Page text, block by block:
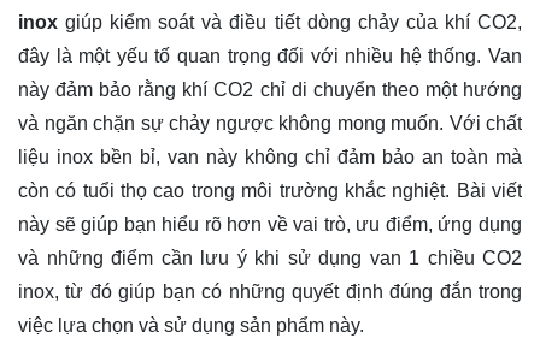
inoxgiúp kiểm soát và điều tiết dòng chảy của khí CO2,
đây là một yếu tố quan trọng đối với nhiều hệ thống. Van
này đảm bảo rằng khí CO2 chỉ di chuyển theo một hướng
và ngăn chặn sự chảy ngược không mong muốn. Với chất
liệu inox bền bỉ, van này không chỉ đảm bảo an toàn mà
còn có tuổi thọ cao trong môi trường khắc nghiệt. Bài viết
này sẽ giúp bạn hiểu rõ hơn về vai trò, ưu điểm, ứng dụng
và những điểm cần
lưu ýkhi sử dụng van 1 chiều CO2
inox, từ đó giúp bạn có những quyết định đúng đắn trong
việc lựa chọn và sử dụng sản phẩm này.